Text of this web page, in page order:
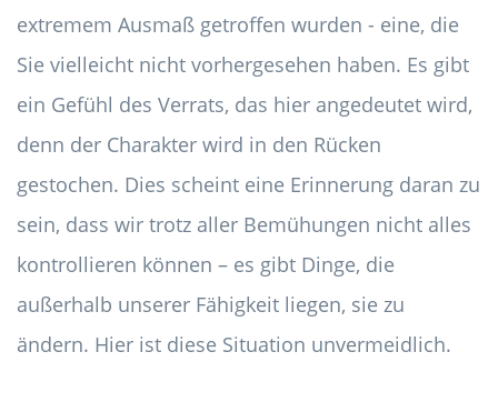
extremem Ausmaß getroffen wurden - eine, die
Sie vielleicht nicht vorhergesehen haben. Es gibt
ein Gefühl des Verrats, das hier angedeutet wird,
denn der Charakter wird in den Rücken
gestochen. Dies scheint eine Erinnerung daran zu
sein, dass wir trotz aller Bemühungen nicht alles
kontrollieren können – es gibt Dinge, die
außerhalb unserer Fähigkeit liegen, sie zu
ändern. Hier ist diese Situation unvermeidlich.